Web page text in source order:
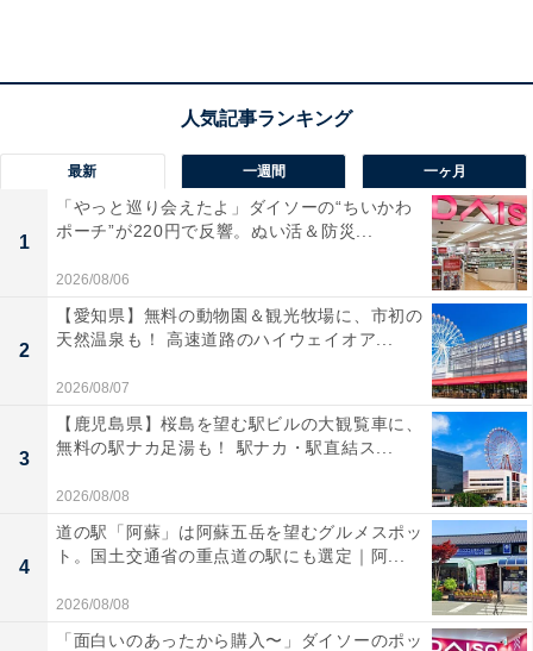
ト）
サラ：フランク莉奈・中村麗乃（Wキャスト）
アルフレート：太田基裕・寺西拓人（Wキャスト）
シャガール：芋洗坂係長…
— 東宝演劇部 (@toho_stage)May 9, 2025
ここ最近でも、2026年1月から公開された『PRETTY
WOMAN The Musical』に出演し、素晴らしい演技を見
せています。同作では、悪徳弁護士・スタッキーを担当
したのですが、作品で唯一の悪役という難しい役でし
た。温厚な寺西さんとは真逆の性格となる嫌われ者の役
でしたが、高い表現力でイヤな奴をしっかりと表現し、
最新 一週間 一ヶ月
1
「やっと巡り会えたよ」ダイソーの“ちいかわ
ポーチ”が220円で反響。ぬい活＆防災...
2026/08/06
2
【愛知県】無料の動物園＆観光牧場に、市初の
天然温泉も！ 高速道路のハイウェイオア...
2026/08/07
3
【鹿児島県】桜島を望む駅ビルの大観覧車に、
無料の駅ナカ足湯も！ 駅ナカ・駅直結ス...
2026/08/08
4
道の駅「阿蘇」は阿蘇五岳を望むグルメスポッ
ト。国土交通省の重点道の駅にも選定｜阿...
2026/08/08
「面白いのあったから購入〜」ダイソーのポッ